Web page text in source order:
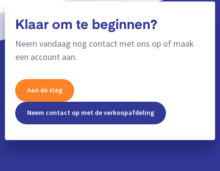
Klaar om te beginnen?
Neem vandaag nog contact met ons op of maak
een account aan.
Aan de slag
Neem contact op met de verkoopafdeling